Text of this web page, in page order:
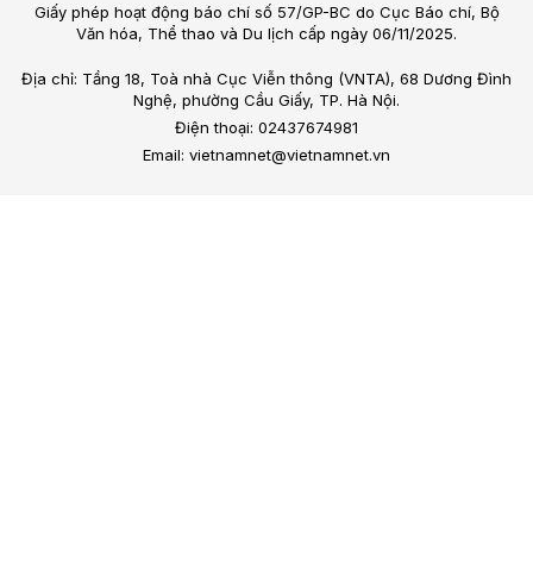
Giấy phép hoạt động báo chí số 57/GP-BC do Cục Báo chí, Bộ
Văn hóa, Thể thao và Du lịch cấp ngày 06/11/2025.
Địa chỉ: Tầng 18, Toà nhà Cục Viễn thông (VNTA), 68 Dương Đình
Nghệ, phường Cầu Giấy, TP. Hà Nội.
Điện thoại: 02437674981
Email: vietnamnet@vietnamnet.vn